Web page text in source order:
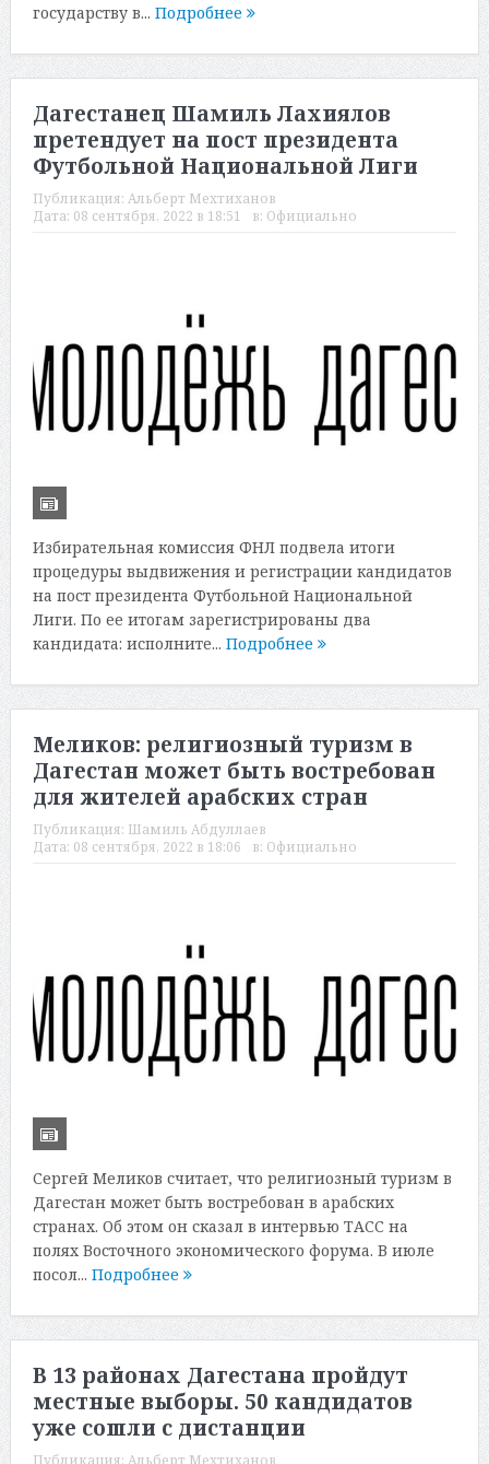
государству в... Подробнее
Дагестанец Шамиль Лахиялов
претендует на пост президента
Футбольной Национальной Лиги
Публикация: Альберт Мехтиханов
Дата: 08 сентября, 2022 в 18:51 в: Официально
Избирательная комиссия ФНЛ подвела итоги
процедуры выдвижения и регистрации кандидатов
на пост президента Футбольной Национальной
Лиги. По ее итогам зарегистрированы два
кандидата: исполните... Подробнее
Меликов: религиозный туризм в
Дагестан может быть востребован
для жителей арабских стран
Публикация: Шамиль Абдуллаев
Дата: 08 сентября, 2022 в 18:06 в: Официально
Сергей Меликов считает, что религиозный туризм в
Дагестан может быть востребован в арабских
странах. Об этом он сказал в интервью ТАСС на
полях Восточного экономического форума. В июле
посол... Подробнее
В 13 районах Дагестана пройдут
местные выборы. 50 кандидатов
уже сошли с дистанции
Публикация: Альберт Мехтиханов